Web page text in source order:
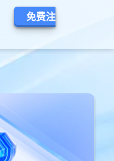
免费注